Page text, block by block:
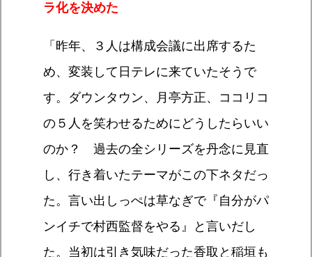
ラ化を決めた
「昨年、３人は構成会議に出席するた
め、変装して日テレに来ていたそうで
す。ダウンタウン、月亭方正、ココリコ
の５人を笑わせるためにどうしたらいい
のか？ 過去の全シリーズを丹念に見直
し、行き着いたテーマがこの下ネタだっ
た。言い出しっぺは草なぎで『自分がパ
ンイチで村西監督をやる』と言いだし
た。当初は引き気味だった香取と稲垣も